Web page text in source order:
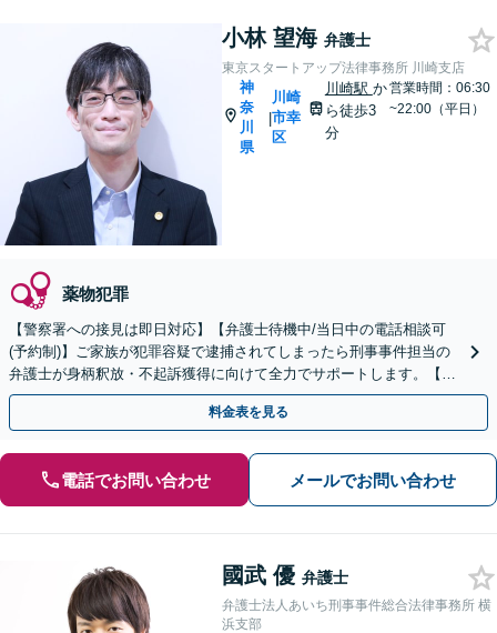
小林 望海 弁護士
東京スタートアップ法律事務所 川崎支店
神
奈
川
県
|
川崎
市幸
区
川崎駅 か
ら徒歩3
分
営業時間：06:30
~22:00（平日）
薬物犯罪
【警察署への接見は即日対応】【弁護士待機中/当日中の電話相談可
(予約制)】ご家族が犯罪容疑で逮捕されてしまったら刑事事件担当の
弁護士が身柄釈放・不起訴獲得に向けて全力でサポートします。【毎
月100名以上の相談実績】【神奈川県全域対応】
料金表を見る
電話でお問い合わせ メールでお問い合わせ
國武 優 弁護士
弁護士法人あいち刑事事件総合法律事務所 横
浜支部